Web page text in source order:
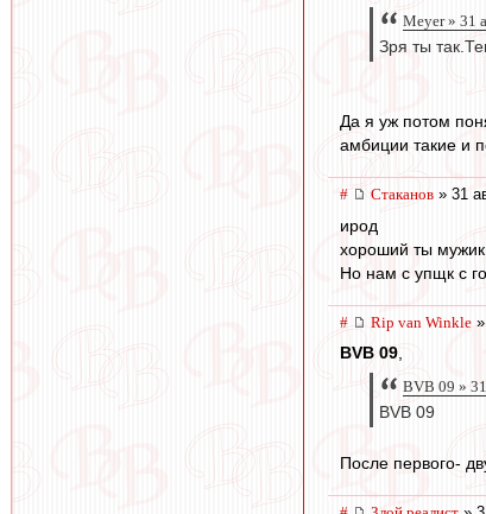
Meyer » 31
Зря ты
Да я уж потом
амбиции такие и
# Cтаканов » 31
ирод
хороший ты
Но нам с упщк с
# Rip van Winkle
BVB 09,
BVB 09 »
BVB 09
После первого-